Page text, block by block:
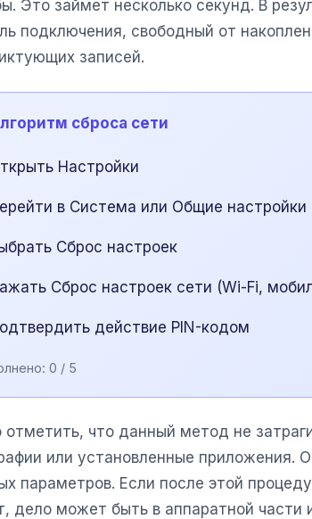
Это займет несколько секунд. В
подключения, свободный от
записей.
сброса сети
Настройки
в Система или Общие настройки
Сброс настроек
Сброс настроек сети (Wi-Fi,
действие PIN-кодом
0 / 5
отметить, что данный метод не
или установленные приложения.
параметров. Если после этой
дело может быть в аппаратной